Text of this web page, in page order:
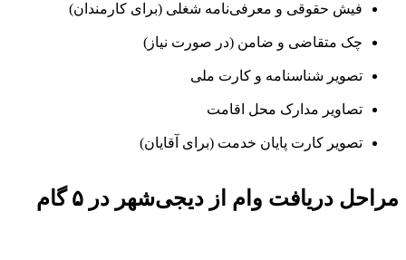
فیش حقوقی و معرفی‌نامه شغلی (برای کارمندان)
چک متقاضی و ضامن (در صورت نیاز)
تصویر شناسنامه و کارت ملی
تصاویر مدارک محل اقامت
تصویر کارت پایان خدمت (برای آقایان)
مراحل دریافت وام از دیجی‌شهر در ۵ گام